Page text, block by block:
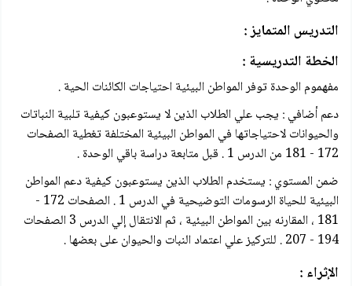
التدريس المتمايز :
الخطة التدريسية :
مفهموم الوحدة توفر المواطن البيئية احتياجات الكائنات الحية .
دعم أضافي : يجب علي الطلاب الذين لا يستوعبون كيفية تلبية النباتات
والحيوانات لاحتياجاتها في المواطن البيئية المختلفة تغطية الصفحات
172 - 181 من الدرس 1 . قبل متابعة دراسة باقي الوحدة .
ضمن المستوي : يستخدم الطلاب الذين يستوعبون كيفية دعم المواطن
البيئية للحياة الرسومات التوضيحية في الدرس 1 . الصفحات 172 -
181 ، المقارنه بين المواطن البيئية ، ثم الانتقال إلي الدرس 3 الصفحات
194 - 207 . للتركيز علي اعتماد النبات والحيوان على بعضها .
الإثراء :